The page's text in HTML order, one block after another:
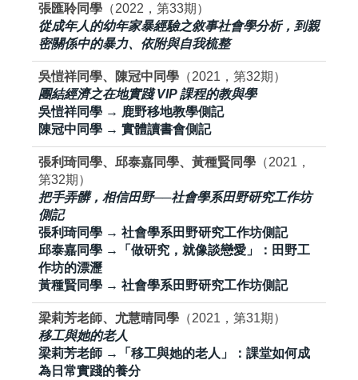
張匯聆同學 （2022，第33期）
從成年人的幼年家暴經驗之敘事社會學分析，到親
密關係中的暴力、依附與自我梳整
吳愷祥同學、陳冠中同學 （2021，第32期）
團結經濟之在地實踐 VIP 課程的教與學
吳愷祥同學 → 鹿野移地教學側記
陳冠中同學 → 實體讀書會側記
張利琦同學、邱泰嘉同學、黃種賢同學 （2021，
第32期）
把手弄髒，相信田野──社會學系田野研究工作坊
側記
張利琦同學 → 社會學系田野研究工作坊側記
邱泰嘉同學 →「做研究，就像談戀愛」：田野工
作坊的漂瀝
黃種賢同學 → 社會學系田野研究工作坊側記
梁莉芳老師、尤慧晴同學 （2021，第31期）
移工與她的老人
梁莉芳老師 →「移工與她的老人」：課堂如何成
為日常實踐的養分